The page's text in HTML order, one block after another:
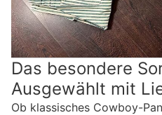
Das besondere
Ausgewählt mit
Ob klassisches Cowboy-